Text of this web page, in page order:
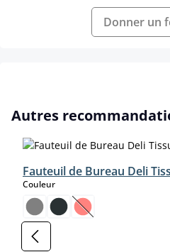
Donner un
Ignorer la galerie de produits
Autres
Fauteuil de Bureau Deli
Couleurselect
(Cette option n'est